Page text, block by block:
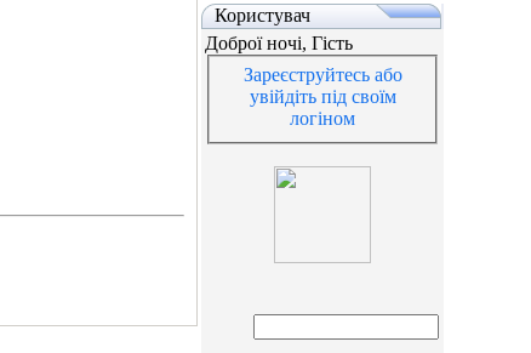
Користувач
Доброї ночі, Гість
Зареєструйтесь або
увійдіть під своїм
логіном